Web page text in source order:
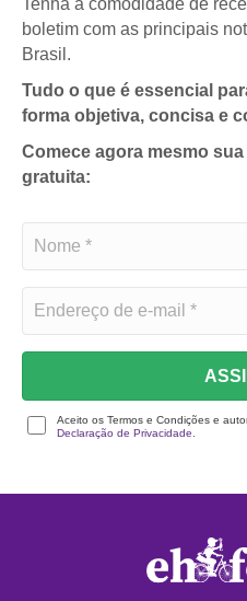
Tenha a comodidade de
boletim com as principais
Brasil.
Tudo o que é essencial
forma objetiva, concisa e
Comece agora mesmo
gratuita:
Aceito os Termos e Condições e
Declaração de Privacidade.